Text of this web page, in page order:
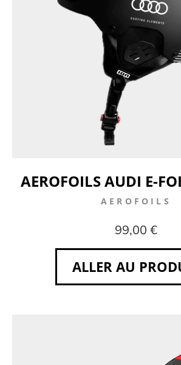
AEROFOILS AUDI E-
AEROFOILS
99,00 €
ALLER AU